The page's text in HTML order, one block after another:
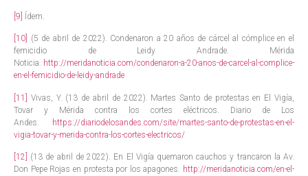
[9] Ídem.
[10]
(5 de abril de 2022). Condenaron a 20 años de cárcel al cómplice en el
femicidio de Leidy Andrade. Mérida
Noticia. http://meridanoticia.com/condenaron-a-20-anos-de-carcel-al-complice-
en-el-femicidio-de-leidy-andrade
[11]
Vivas, Y. (13 de abril de 2022). Martes Santo de protestas en El Vigía,
Tovar y Mérida contra los cortes eléctricos. Diario de Los
Andes. https://diariodelosandes.com/site/martes-santo-de-protestas-en-el-
vigia-tovar-y-merida-contra-los-cortes-electricos/
[12]
(13 de abril de 2022). En El Vigía quemaron cauchos y trancaron la Av.
Don Pepe Rojas en protesta por los apagones. http://meridanoticia.com/en-el-